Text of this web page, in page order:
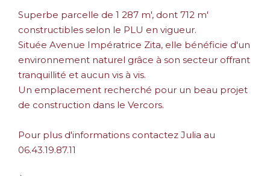
Superbe parcelle de 1 287 m', dont 712 m'
constructibles selon le PLU en vigueur.
Située Avenue Impératrice Zita, elle bénéficie d'un
environnement naturel grâce à son secteur offrant
tranquillité et aucun vis à vis.
Un emplacement recherché pour un beau projet
de construction dans le Vercors.
Pour plus d'informations contactez Julia au
06.43.19.87.11